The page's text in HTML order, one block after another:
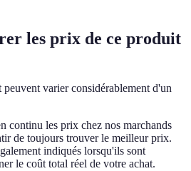
les prix de ce produit
varier considérablement d'un
continu les prix chez nos marchands
de toujours trouver le meilleur prix.
indiqués lorsqu'ils sont
le coût total réel de votre achat.